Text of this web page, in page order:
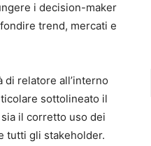
i decision-maker
trend, mercati e
relatore all’interno
sottolineato il
il corretto uso dei
tutti gli stakeholder.